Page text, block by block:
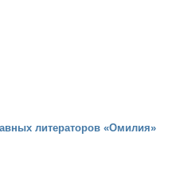
литераторов «Омилия»